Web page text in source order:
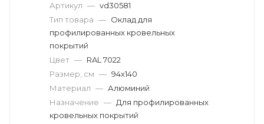
Артикул — vd30581
Тип товара — Оклад для
профилированных кровельных
покрытий
Цвет — RAL 7022
Размер, см — 94х140
Материал — Алюминий
Назначение — Для профилированных
кровельных покрытий